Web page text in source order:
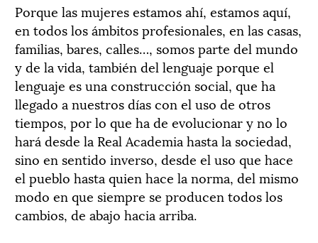
Porque las mujeres estamos ahí, estamos aquí,
en todos los ámbitos profesionales, en las casas,
familias, bares, calles…, somos parte del mundo
y de la vida, también del lenguaje porque el
lenguaje es una construcción social, que ha
llegado a nuestros días con el uso de otros
tiempos, por lo que ha de evolucionar y no lo
hará desde la Real Academia hasta la sociedad,
sino en sentido inverso, desde el uso que hace
el pueblo hasta quien hace la norma, del mismo
modo en que siempre se producen todos los
cambios, de abajo hacia arriba.